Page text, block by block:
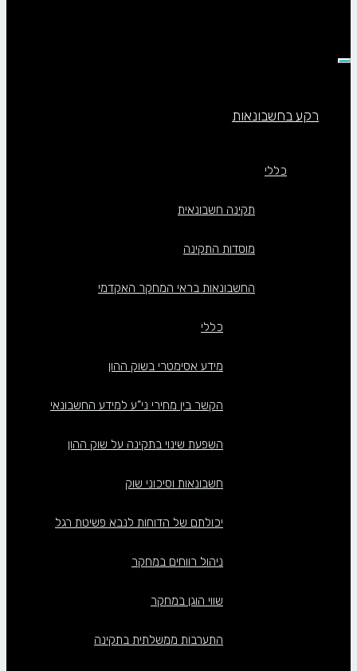
תפריט
רקע בחשבונאות
כללי
תקינה חשבונאית
מוסדות התקינה
החשבונאות בראי המחקר האקדמי
כללי
מידע אסימטרי בשוק ההון
הקשר בין מחירי ני”ע למידע החשבונאי
השפעת שינוי בתקינה על שוק ההון
חשבונאות וסיכוני שוק
יכולתם של הדוחות לנבא פשיטת רגל
ניהול רווחים במחקר
שווי הוגן במחקר
התערבות ממשלתית בתקינה